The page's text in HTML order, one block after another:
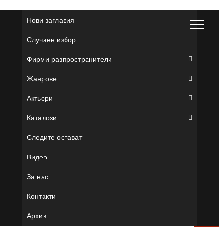
Нови заглавия
Случаен избор
Фирми разпространители
Жанрове
Актьори
Каталози
Следите остават
Видео
За нас
Контакти
Архив